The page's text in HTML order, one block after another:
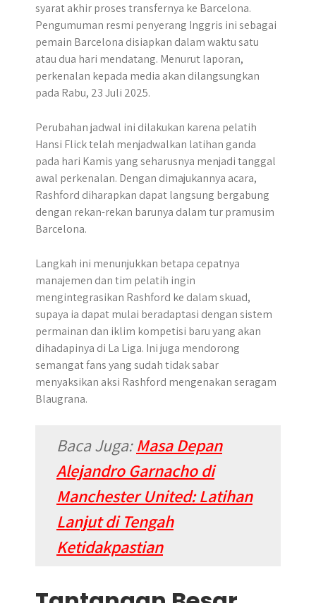
syarat akhir proses transfernya ke Barcelona.
Pengumuman resmi penyerang Inggris ini sebagai
pemain Barcelona disiapkan dalam waktu satu
atau dua hari mendatang. Menurut laporan,
perkenalan kepada media akan dilangsungkan
pada Rabu, 23 Juli 2025.
Perubahan jadwal ini dilakukan karena pelatih
Hansi Flick telah menjadwalkan latihan ganda
pada hari Kamis yang seharusnya menjadi tanggal
awal perkenalan. Dengan dimajukannya acara,
Rashford diharapkan dapat langsung bergabung
dengan rekan-rekan barunya dalam tur pramusim
Barcelona.
Langkah ini menunjukkan betapa cepatnya
manajemen dan tim pelatih ingin
mengintegrasikan Rashford ke dalam skuad,
supaya ia dapat mulai beradaptasi dengan sistem
permainan dan iklim kompetisi baru yang akan
dihadapinya di La Liga. Ini juga mendorong
semangat fans yang sudah tidak sabar
menyaksikan aksi Rashford mengenakan seragam
Blaugrana.
Baca Juga:Masa Depan
Alejandro Garnacho di
Manchester United: Latihan
Lanjut di Tengah
Ketidakpastian